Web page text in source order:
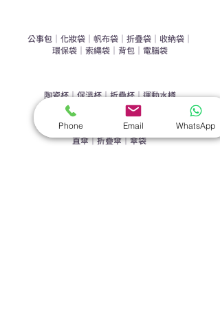
公事包｜ 化妝袋｜ 帆布袋｜ 折疊袋｜ 收納袋｜
環保袋｜ 索繩袋｜ 背包｜ 電腦袋
陶瓷杯｜保溫杯｜折疊杯｜運動水樽
直傘｜折疊傘｜傘袋
Phone Email WhatsApp